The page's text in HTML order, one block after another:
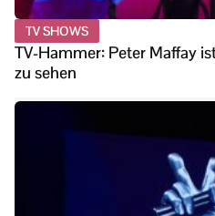
TV SHOWS
TV-Hammer: Peter Maffay
zu sehen